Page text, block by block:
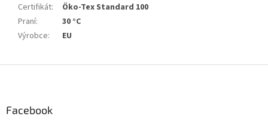
Certifikát:
Öko-Tex Standard 100
Praní:
30 °C
Výrobce: EU
Facebook